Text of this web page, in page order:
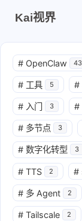
Kai视界
# OpenClaw 43
# 工具 5 #
# 入门 3 #
# 多节点 3
# 数字化转型 3
# TTS 2 #
# 多 Agent 2
# Tailscale 2